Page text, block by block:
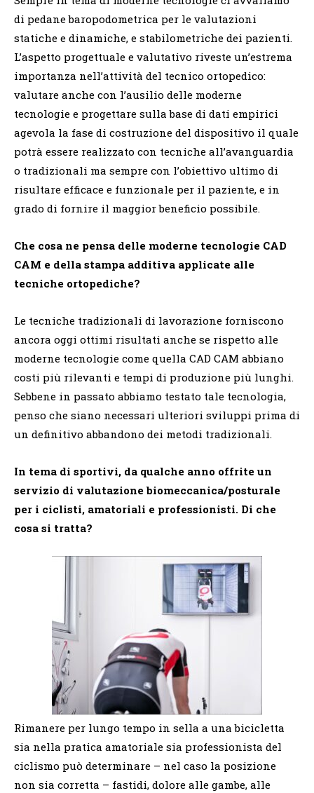
di pedane baropodometrica per le valutazioni
statiche e dinamiche, e stabilometriche dei pazienti.
L’aspetto progettuale e valutativo riveste un’estrema
importanza nell’attività del tecnico ortopedico:
valutare anche con l’ausilio delle moderne
tecnologie e progettare sulla base di dati empirici
agevola la fase di costruzione del dispositivo il quale
potrà essere realizzato con tecniche all’avanguardia
o tradizionali ma sempre con l’obiettivo ultimo di
risultare efficace e funzionale per il paziente, e in
grado di fornire il maggior beneficio possibile.
Che cosa ne pensa delle moderne tecnologie CAD
CAM e della stampa additiva applicate alle
tecniche ortopediche?
Le tecniche tradizionali di lavorazione forniscono
ancora oggi ottimi risultati anche se rispetto alle
moderne tecnologie come quella CAD CAM abbiano
costi più rilevanti e tempi di produzione più lunghi.
Sebbene in passato abbiamo testato tale tecnologia,
penso che siano necessari ulteriori sviluppi prima di
un definitivo abbandono dei metodi tradizionali.
In tema di sportivi, da qualche anno offrite un
servizio di valutazionebiomeccanica/posturale
per i ciclisti, amatoriali e professionisti. Di che
cosa si tratta?
Rimanere per lungo tempo in sella a una bicicletta
sia nella pratica amatoriale sia professionista del
ciclismo può determinare – nel caso la posizione
non sia corretta – fastidi, dolore alle gambe, alle